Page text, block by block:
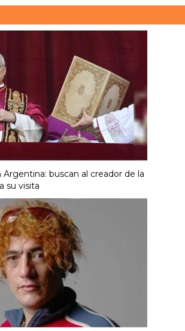
Argentina: buscan al creador de la
su visita